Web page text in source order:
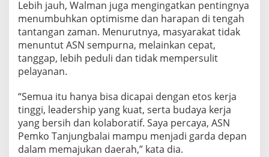
Lebih jauh, Walman juga mengingatkan pentingnya
menumbuhkan optimisme dan harapan di tengah
tantangan zaman. Menurutnya, masyarakat tidak
menuntut ASN sempurna, melainkan cepat,
tanggap, lebih peduli dan tidak mempersulit
pelayanan.
“Semua itu hanya bisa dicapai dengan etos kerja
tinggi, leadership yang kuat, serta budaya kerja
yang bersih dan kolaboratif. Saya percaya, ASN
Pemko Tanjungbalai mampu menjadi garda depan
dalam memajukan daerah,” kata dia.